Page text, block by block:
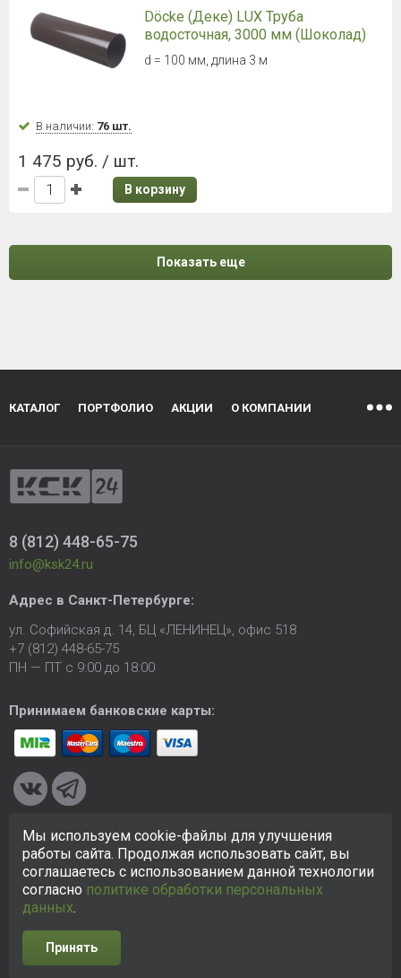
Döcke (Деке) LUX Труба
водосточная, 3000 мм (Шоколад)
d = 100 мм, длина 3 м
В наличии: 76 шт.
1 475 руб. / шт.
В корзину
Показать еще
КАТАЛОГ ПОРТФОЛИО АКЦИИ О КОМПАНИИ
8 (812) 448-65-75
info@ksk24.ru
Адрес в Санкт-Петербурге:
ул. Софийская д. 14, БЦ «ЛЕНИНЕЦ», офис 518
+7 (812) 448-65-75
ПН — ПТ с 9:00 до 18:00
Принимаем банковские карты:
© 2005-2026 ООО «КСК». Сайтhttps://ksk24.ruсоздан
исключительно в информационных целях и любая информация
на сайте не является публичной офертой.Политика в
отношении персональных данных
Разработка сайта
Мы используем cookie-файлы для улучшения
работы сайта. Продолжая использовать сайт, вы
соглашаетесь с использованием данной технологии
согласно политике обработки персональных
данных.
Принять